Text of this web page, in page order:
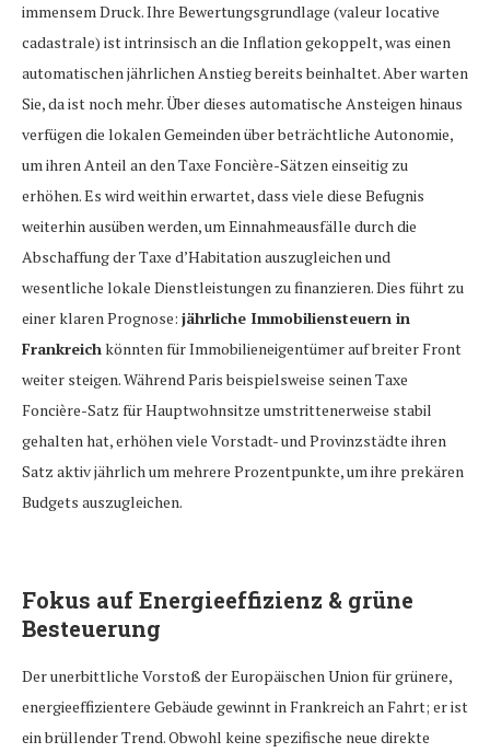
immensem Druck. Ihre Bewertungsgrundlage (valeur locative
cadastrale) ist intrinsisch an die Inflation gekoppelt, was einen
automatischen jährlichen Anstieg bereits beinhaltet. Aber warten
Sie, da ist noch mehr. Über dieses automatische Ansteigen hinaus
verfügen die lokalen Gemeinden über beträchtliche Autonomie,
um ihren Anteil an den Taxe Foncière-Sätzen einseitig zu
erhöhen. Es wird weithin erwartet, dass viele diese Befugnis
weiterhin ausüben werden, um Einnahmeausfälle durch die
Abschaffung der Taxe d’Habitation auszugleichen und
wesentliche lokale Dienstleistungen zu finanzieren. Dies führt zu
einer klaren Prognose: jährliche Immobiliensteuern in
Frankreichkönnten für Immobilieneigentümer auf breiter Front
weiter steigen. Während Paris beispielsweise seinen Taxe
Foncière-Satz für Hauptwohnsitze umstrittenerweise stabil
gehalten hat, erhöhen viele Vorstadt- und Provinzstädte ihren
Satz aktiv jährlich um mehrere Prozentpunkte, um ihre prekären
Budgets auszugleichen.
Fokus auf Energieeffizienz & grüne
Besteuerung
Der unerbittliche Vorstoß der Europäischen Union für grünere,
energieeffizientere Gebäude gewinnt in Frankreich an Fahrt; er ist
ein brüllender Trend. Obwohl keine spezifische neue direkte